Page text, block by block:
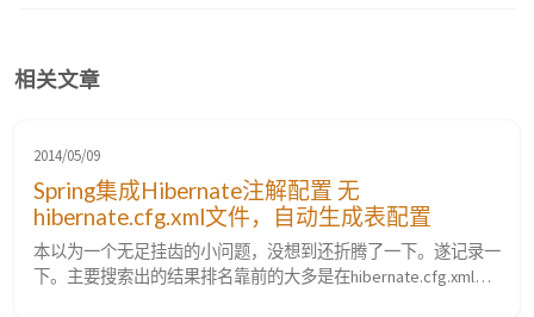
相关文章
2014/05/09
Spring集成Hibernate注解配置 无
hibernate.cfg.xml文件，自动生成表配置
本以为一个无足挂齿的小问题，没想到还折腾了一下。遂记录一
下。主要搜索出的结果排名靠前的大多是在hibernate.cfg.xml中